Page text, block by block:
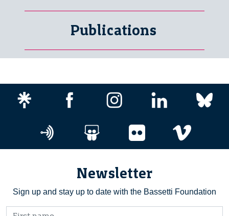
Publications
Newsletter
Sign up and stay up to date with the Bassetti Foundation